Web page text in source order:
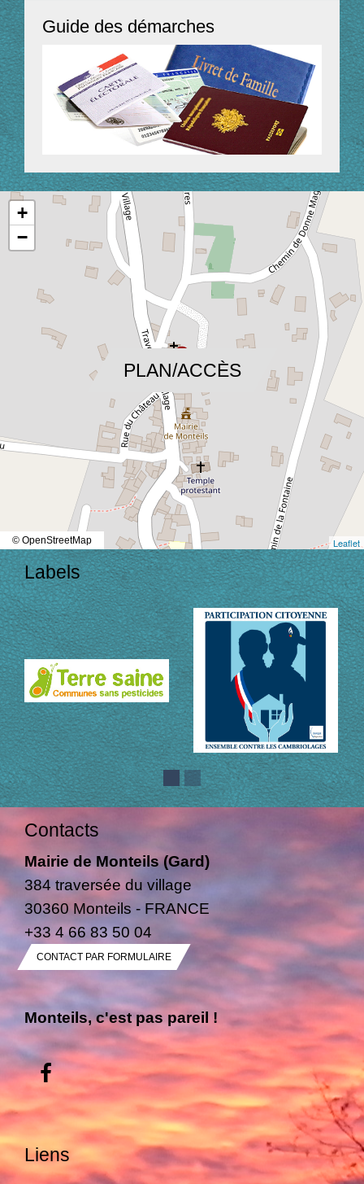
Guide des démarches
PLAN/ACCÈS
location_on
+
−
Leaflet
© OpenStreetMap
Labels
Contacts
Mairie de Monteils (Gard)
384 traversée du village
30360 Monteils - FRANCE
+33 4 66 83 50 04
CONTACT PAR FORMULAIRE
Monteils, c'est pas pareil !
Liens